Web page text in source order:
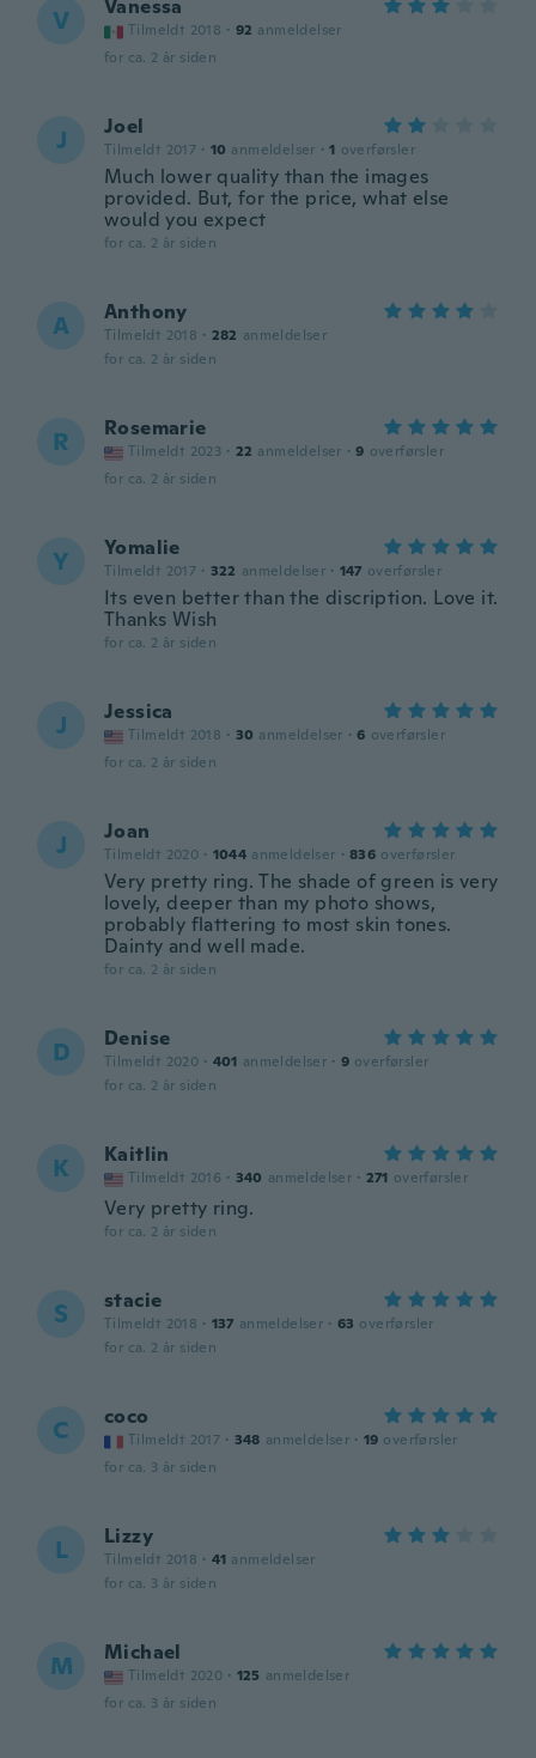
V Vanessa
Tilmeldt 2018 · 92 anmeldelser
for ca. 2 år siden
J Joel
Tilmeldt 2017 · 10 anmeldelser · 1 overførsler
Much lower quality than the images
provided. But, for the price, what else
would you expect
for ca. 2 år siden
A Anthony
Tilmeldt 2018 · 282 anmeldelser
for ca. 2 år siden
R Rosemarie
Tilmeldt 2023 · 22 anmeldelser · 9 overførsler
for ca. 2 år siden
Y Yomalie
Tilmeldt 2017 · 322 anmeldelser · 147 overførsler
Its even better than the discription. Love it.
Thanks Wish
for ca. 2 år siden
J Jessica
Tilmeldt 2018 · 30 anmeldelser · 6 overførsler
for ca. 2 år siden
J Joan
Tilmeldt 2020 · 1044 anmeldelser · 836 overførsler
Very pretty ring. The shade of green is very
lovely, deeper than my photo shows,
probably flattering to most skin tones.
Dainty and well made.
for ca. 2 år siden
D Denise
Tilmeldt 2020 · 401 anmeldelser · 9 overførsler
for ca. 2 år siden
K Kaitlin
Tilmeldt 2016 · 340 anmeldelser · 271 overførsler
Very pretty ring.
for ca. 2 år siden
S stacie
Tilmeldt 2018 · 137 anmeldelser · 63 overførsler
for ca. 2 år siden
C coco
Tilmeldt 2017 · 348 anmeldelser · 19 overførsler
for ca. 3 år siden
L Lizzy
Tilmeldt 2018 · 41 anmeldelser
for ca. 3 år siden
M Michael
Tilmeldt 2020 · 125 anmeldelser
for ca. 3 år siden